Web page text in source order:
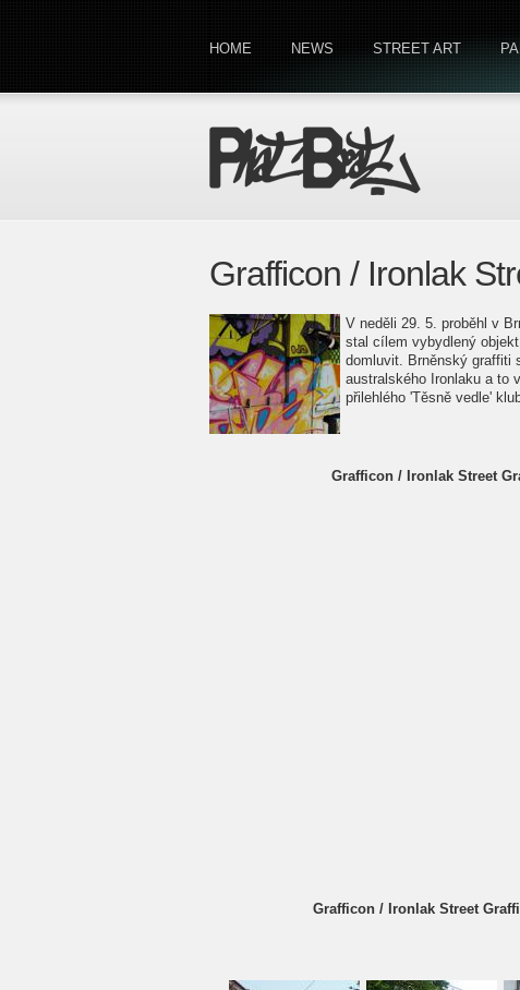
HOME NEWS STREET ART
Grafficon / Ironlak
V neděli 29. 5. proběhl v
stal cílem vybydlený
domluvit. Brněnský graffiti
australského Ironlaku a to
přilehlého 'Těsně vedle'
Grafficon / Ironlak Street
Grafficon / Ironlak Street